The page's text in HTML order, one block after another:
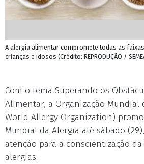
A alergia alimentar compromete todas as
crianças e idosos (Crédito: REPRODUÇÃO /
Com o tema Superando os
Alimentar, a Organização Mundial
World Allergy Organization)
Mundial da Alergia até sábado
atenção para a conscientização
alergias.